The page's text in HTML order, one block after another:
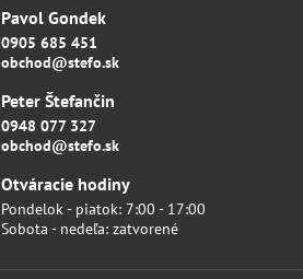
Pavol Gondek
0905 685 451
obchod@stefo.sk
Peter Štefančin
0948 077 327
obchod@stefo.sk
Otváracie hodiny
Pondelok - piatok: 7:00 - 17:00
Sobota - nedeľa: zatvorené